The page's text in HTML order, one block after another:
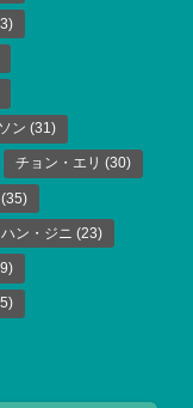
ン (31)
チョン・エリ (30)
(35)
ハン・ジニ (23)